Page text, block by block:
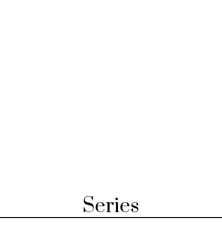
Series